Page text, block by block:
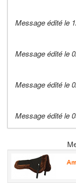
Message édité le
Message édité le
Message édité le
Message édité le